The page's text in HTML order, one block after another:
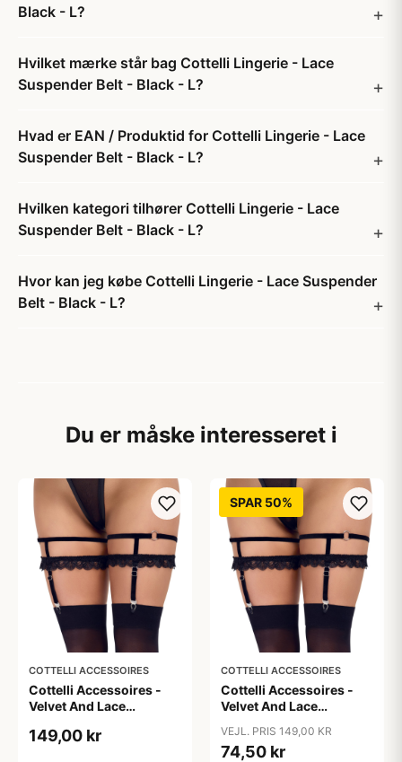
Black - L?
Hvilket mærke står bag Cottelli Lingerie - Lace
Suspender Belt - Black - L?
Hvad er EAN / Produktid for Cottelli Lingerie - Lace
Suspender Belt - Black - L?
Hvilken kategori tilhører Cottelli Lingerie - Lace
Suspender Belt - Black - L?
Hvor kan jeg købe Cottelli Lingerie - Lace Suspender
Belt - Black - L?
Du er måske interesseret i
COTTELLI ACCESSOIRES
Cottelli Accessoires -
Velvet And Lace
Black - L/XL
149,00 kr
SPAR 50%
COTTELLI ACCESSOIRES
Cottelli Accessoires -
Velvet And Lace
Black - S/M
VEJL. PRIS 149,00 KR
74,50 kr